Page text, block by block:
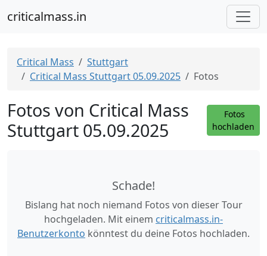
criticalmass.in
Critical Mass
Stuttgart
Critical Mass Stuttgart 05.09.2025
Fotos
Fotos von Critical Mass
Stuttgart 05.09.2025
Fotos
hochladen
Schade!
Bislang hat noch niemand Fotos von dieser Tour
hochgeladen. Mit einem criticalmass.in-
Benutzerkonto könntest du deine Fotos hochladen.